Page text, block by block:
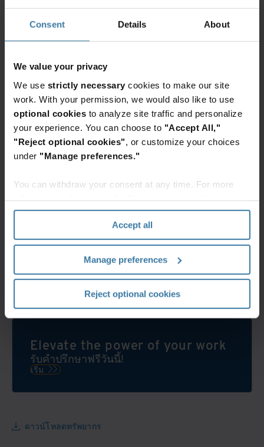
Consent Details About
We value your privacy
We use strictly necessary cookies to make our site
work. With your permission, we would also like to use
optional cookies to analyze site traffic and personalize
your experience. You can choose to "Accept All,"
"Reject optional cookies" , or customize your choices
under "Manage preferences."
You can withdraw your consent at any time. For more
section" of ourPrivacy Policy.
Accept all
Manage preferences
Reject optional cookies
บริการและโซลูชั่นที่โดดเด่น
บริการบริหาร
สินทรัพย์ (IT
Asset
Management)
การ
บริหาร
ไอที
Management)
การ
กำจัด
อิเล็กทรอนิกส์
ช่วย
ให้
จ่าย
คิดใหม่
เรื่อง
ความ
ยั่งยืน:
สู่การ
พัฒนา
อย่าง
ยั่งยืน
ของ
ที่
Iron
Mountain
เรามุ่ง
จะ
เป็น
พันธมิตร
ถือได้
Elevate the power of your work
รับคำปรึกษาฟรีวันนี้!
เริ่ม
ดาวน์โหลดทรัพยากร